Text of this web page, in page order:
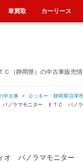
（静岡県）の中古車販売情
中古車
ロッキー・静岡県沼津
パノラマモニター ＥＴＣ パノ
オ パノラマモニタ
車買取 カーリース